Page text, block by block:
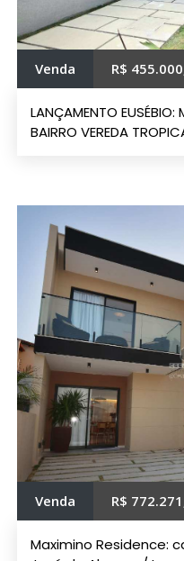
Venda R$
LANÇAMENTO EUSÉBIO:
BAIRRO VEREDA
Venda R$
Maximino Residence: